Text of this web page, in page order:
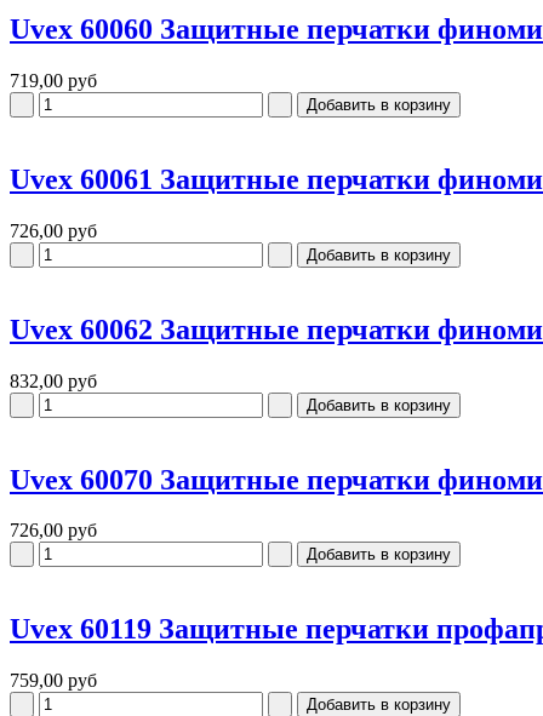
Uvex 60060 Защитные перчатки
719,00 руб
Uvex 60061 Защитные перчатки
726,00 руб
Uvex 60062 Защитные перчатки
832,00 руб
Uvex 60070 Защитные перчатки
726,00 руб
Uvex 60119 Защитные перчатки
759,00 руб